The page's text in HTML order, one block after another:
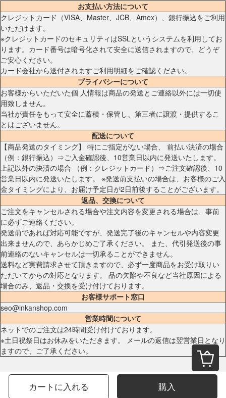
カートに入れる 購入
お支払い方法について
クレジットカード（VISA、Master、JCB、Amex）、銀行振込をご利用
いただけます。
※クレジットカードのセキュリティはSSLというシステムを利用してお
ります。カード番号は暗号化されて安全に送信されますので、どうぞ
ご安心ください。
カード会社から送付されますご利用明細をご確認ください。
プライバシーについて
お客様からいただいた個 人情報は商品の発送とご連絡以外には一切使
用致しません。
当社が責任をもって安全に蓄積・保管し、第三者に譲渡・提供するこ
とはございません。
配送について
【商品発送のタイミング】 特にご指定がない場合、 前払い決済の場合
（例：銀行振込）⇒ご入金確認後、10営業日以内に発送いたします。
上記以外の決済の場合 （例：クレジットカード）⇒ご注文確認後、10
営業日以内に発送いたします。 ※発送前支払いの場合は、お客様のご入
金タイミングにより、お届け予定日が2日前後することがございます。
返品、交換について
ご注文をキャンセルされる場合や注文内容を変更される場合は、事前
に必ずご連絡ください。
発送前であれば対応可能ですが、発送完了後のキャンセルや内容変更
出来ませんので、あらかじめご了承ください。 また、代引発送後の事
前連絡のないキャンセルは一切承ることができません。
送料など実費請求させて頂きますので、必ず一度商品をお受け取りい
ただいてからの対応となります。 品の欠陥や不良など当社原因による
場合のみ、返品・交換を受け付けております。
お客様サポート窓口
seo@inkanshop.com
営業時間について
ネットでのご注文は24時間受け付けております。
※土日祝祭日はお休みをいただきます。 メールの返信は翌営業日となり
ますので、ご了承ください。